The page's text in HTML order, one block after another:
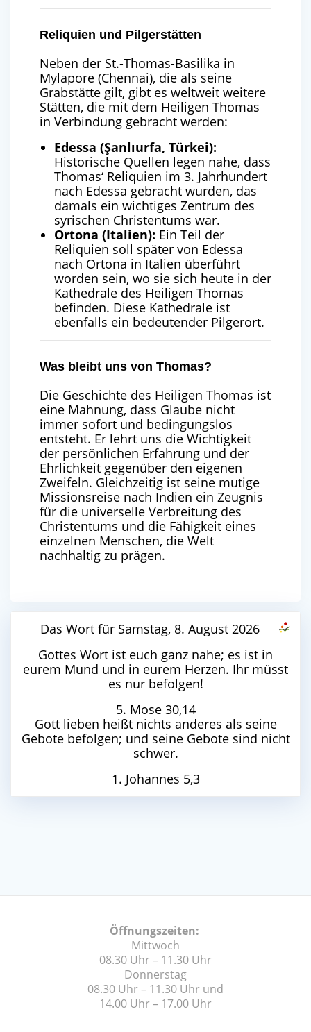
Reliquien und Pilgerstätten
Neben der St.-Thomas-Basilika in
Mylapore (Chennai), die als seine
Grabstätte gilt, gibt es weltweit weitere
Stätten, die mit dem Heiligen Thomas
in Verbindung gebracht werden:
Edessa (Şanlıurfa, Türkei):
Historische Quellen legen nahe, dass
Thomas‘ Reliquien im 3. Jahrhundert
nach Edessa gebracht wurden, das
damals ein wichtiges Zentrum des
syrischen Christentums war.
Ortona (Italien): Ein Teil der
Reliquien soll später von Edessa
nach Ortona in Italien überführt
worden sein, wo sie sich heute in der
Kathedrale des Heiligen Thomas
befinden. Diese Kathedrale ist
ebenfalls ein bedeutender Pilgerort.
Was bleibt uns von Thomas?
Die Geschichte des Heiligen Thomas ist
eine Mahnung, dass Glaube nicht
immer sofort und bedingungslos
entsteht. Er lehrt uns die Wichtigkeit
der persönlichen Erfahrung und der
Ehrlichkeit gegenüber den eigenen
Zweifeln. Gleichzeitig ist seine mutige
Missionsreise nach Indien ein Zeugnis
für die universelle Verbreitung des
Christentums und die Fähigkeit eines
einzelnen Menschen, die Welt
nachhaltig zu prägen.
Das Wort für Samstag, 8. August 2026
Gottes Wort ist euch ganz nahe; es ist in
eurem Mund und in eurem Herzen. Ihr müsst
es nur befolgen!
5. Mose 30,14
Gott lieben heißt nichts anderes als seine
Gebote befolgen; und seine Gebote sind nicht
schwer.
1. Johannes 5,3
Öffnungszeiten:
Mittwoch
08.30 Uhr – 11.30 Uhr
Donnerstag
08.30 Uhr – 11.30 Uhr und
14.00 Uhr – 17.00 Uhr